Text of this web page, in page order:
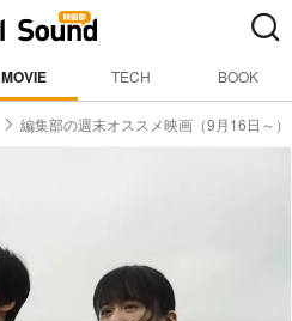
MOVIE TECH BOOK
編集部の週末オススメ映画（9月16日～）